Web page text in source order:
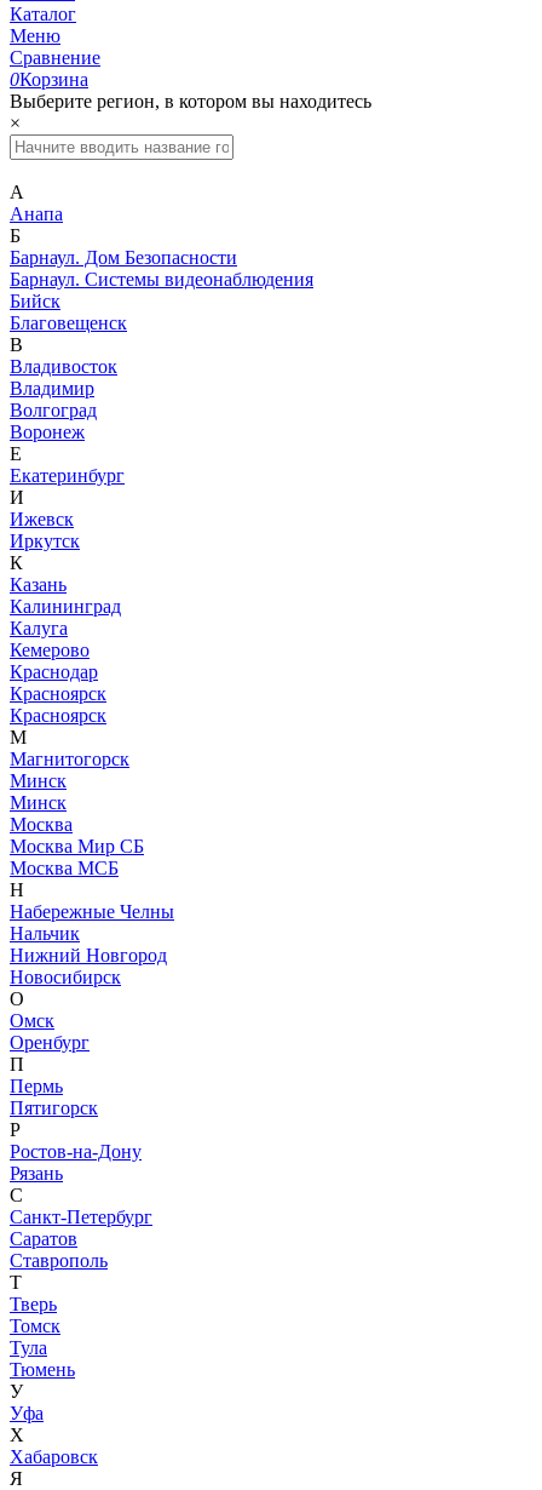
Каталог
Меню
Сравнение
0Корзина
Выберите регион, в котором вы находитесь
×
А
Анапа
Б
Барнаул. Дом Безопасности
Барнаул. Системы видеонаблюдения
Бийск
Благовещенск
В
Владивосток
Владимир
Волгоград
Воронеж
Е
Екатеринбург
И
Ижевск
Иркутск
К
Казань
Калининград
Калуга
Кемерово
Краснодар
Красноярск
Красноярск
М
Магнитогорск
Минск
Минск
Москва
Москва Мир СБ
Москва МСБ
Н
Набережные Челны
Нальчик
Нижний Новгород
Новосибирск
О
Омск
Оренбург
П
Пермь
Пятигорск
Р
Ростов-на-Дону
Рязань
С
Санкт-Петербург
Саратов
Ставрополь
Т
Тверь
Томск
Тула
Тюмень
У
Уфа
Х
Хабаровск
Я